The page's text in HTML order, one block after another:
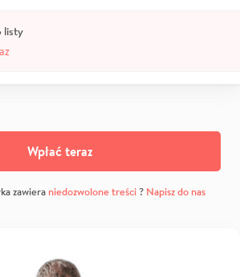
listy
Wpłać teraz
zawiera niedozwolone treści? Napisz do nas